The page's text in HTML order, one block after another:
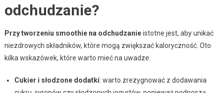
odchudzanie?
Przy tworzeniu smoothie na odchudzanieistotne jest, aby unikać
niezdrowych składników, które mogą zwiększać kaloryczność. Oto
kilka wskazówek, które warto mieć na uwadze:
Cukier i słodzone dodatki: warto zrezygnować z dodawania